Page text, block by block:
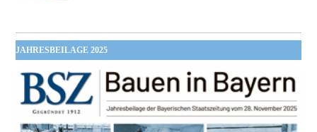
JAHRESBEILAGE 2025